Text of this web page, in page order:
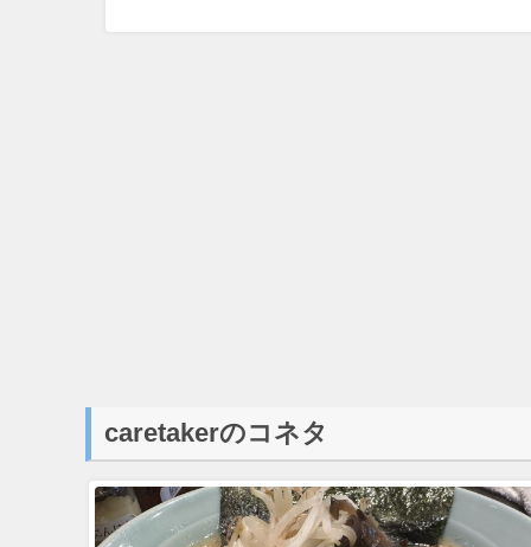
caretakerのコネタ